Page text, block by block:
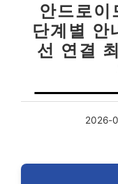
안드로이
단계별
선 연결
2026-